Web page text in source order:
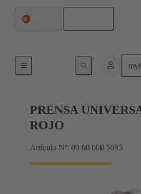
PRENSA
ROJO
Artículo Nº: 09 00 000 5085